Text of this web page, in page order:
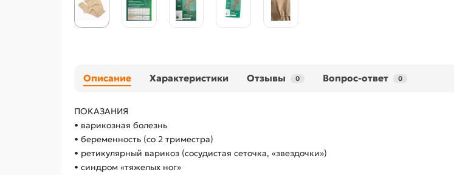
Описание Характеристики Отзывы 0 Вопрос-ответ 0
ПОКАЗАНИЯ
• варикозная болезнь
• беременность (со 2 триместра)
• ретикулярный варикоз (сосудистая сеточка, «звездочки»)
• синдром «тяжелых ног»